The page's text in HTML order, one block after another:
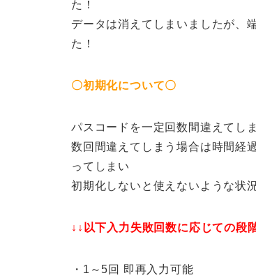
た！
データは消えてしまいましたが、
た！
〇初期化について〇
パスコードを一定回数間違えてし
数回間違えてしまう場合は時間経
ってしまい
初期化しないと使えないような状
↓↓以下入力失敗回数に応じての段
・1～5回 即再入力可能